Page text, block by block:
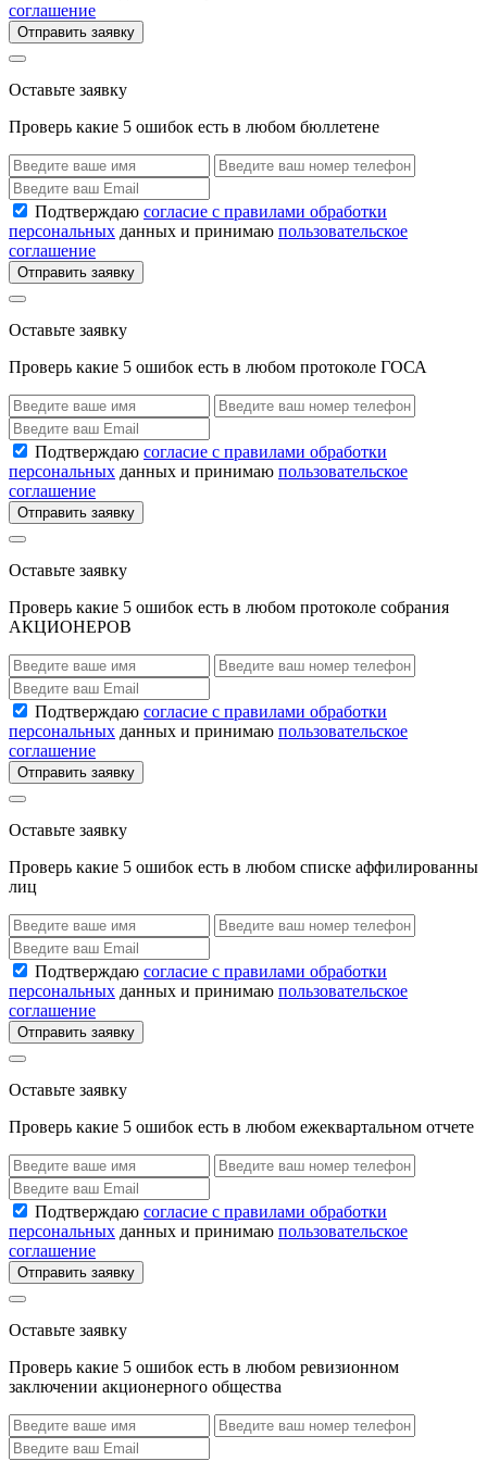
соглашение
Отправить заявку
Оставьте заявку
Проверь какие 5 ошибок есть в любом бюллетене
Подтверждаю согласие с правилами обработки
персональных данных и принимаю пользовательское
соглашение
Отправить заявку
Оставьте заявку
Проверь какие 5 ошибок есть в любом протоколе ГОСА
Подтверждаю согласие с правилами обработки
персональных данных и принимаю пользовательское
соглашение
Отправить заявку
Оставьте заявку
Проверь какие 5 ошибок есть в любом протоколе собрания
АКЦИОНЕРОВ
Подтверждаю согласие с правилами обработки
персональных данных и принимаю пользовательское
соглашение
Отправить заявку
Оставьте заявку
Проверь какие 5 ошибок есть в любом списке аффилированны
лиц
Подтверждаю согласие с правилами обработки
персональных данных и принимаю пользовательское
соглашение
Отправить заявку
Оставьте заявку
Проверь какие 5 ошибок есть в любом ежеквартальном отчете
Подтверждаю согласие с правилами обработки
персональных данных и принимаю пользовательское
соглашение
Отправить заявку
Оставьте заявку
Проверь какие 5 ошибок есть в любом ревизионном
заключении акционерного общества